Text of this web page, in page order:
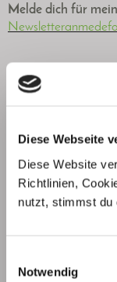
Diese Webseite
Diese Website
Richtlinien,
nutzt, stimmst du
Notwendig
Melde dich für
Für mehr Infos
aufs Bild klicken.